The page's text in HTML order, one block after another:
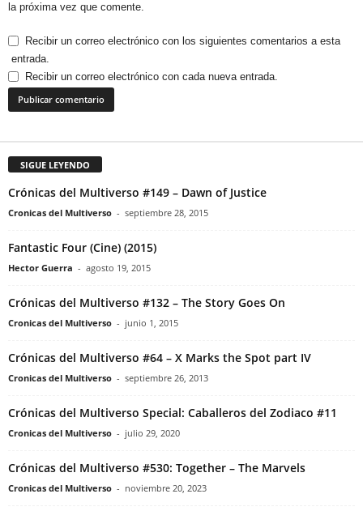
la próxima vez que comente.
Recibir un correo electrónico con los siguientes comentarios a esta
entrada.
Recibir un correo electrónico con cada nueva entrada.
SIGUE LEYENDO
Crónicas del Multiverso #149 – Dawn of Justice
Cronicas del Multiverso - septiembre 28, 2015
Fantastic Four (Cine) (2015)
Hector Guerra - agosto 19, 2015
Crónicas del Multiverso #132 – The Story Goes On
Cronicas del Multiverso - junio 1, 2015
Crónicas del Multiverso #64 – X Marks the Spot part IV
Cronicas del Multiverso - septiembre 26, 2013
Crónicas del Multiverso Special: Caballeros del Zodiaco #11
Cronicas del Multiverso - julio 29, 2020
Crónicas del Multiverso #530: Together – The Marvels
Cronicas del Multiverso - noviembre 20, 2023